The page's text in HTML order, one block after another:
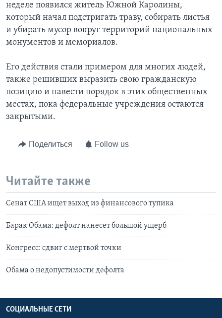
неделе появился житель Южной Каролины,
который начал подстригать траву, собирать листья
и убирать мусор вокруг территорий национальных
монументов и мемориалов.
Его действия стали примером для многих людей,
также решивших выразить свою гражданскую
позицию и навести порядок в этих общественных
местах, пока федеральные учреждения остаются
закрытыми.
Поделиться Follow us
Читайте также
Cенат США ищет выход из финансового тупика
Барак Обама: дефолт нанесет большой ущерб
Конгресс: сдвиг с мертвой точки
Обама о недопустимости дефолта
СОЦИАЛЬНЫЕ СЕТИ